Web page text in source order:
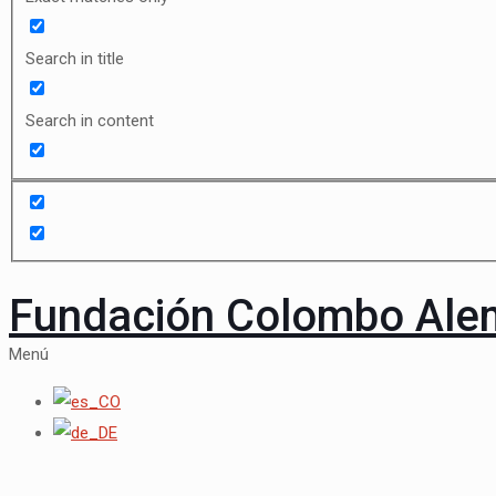
Search in title
Search in content
Fundación Colombo
Menú